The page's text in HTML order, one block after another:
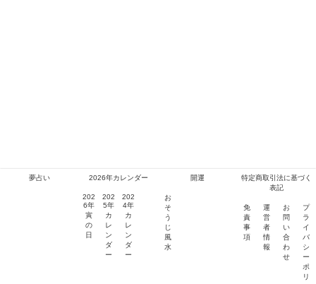
プライバシーポリシー
夢占い 2026年カレンダー
202
6年
寅
の
日
202
5年
カ
レ
ン
ダ
ー
202
4年
カ
レ
ン
ダ
ー
開運
お
そ
う
じ
風
水
特定商取引法に基づく
表記
免
責
事
項
運
営
者
情
報
お
問
い
合
わ
せ
プ
ラ
イ
バ
シ
ー
ポ
リ